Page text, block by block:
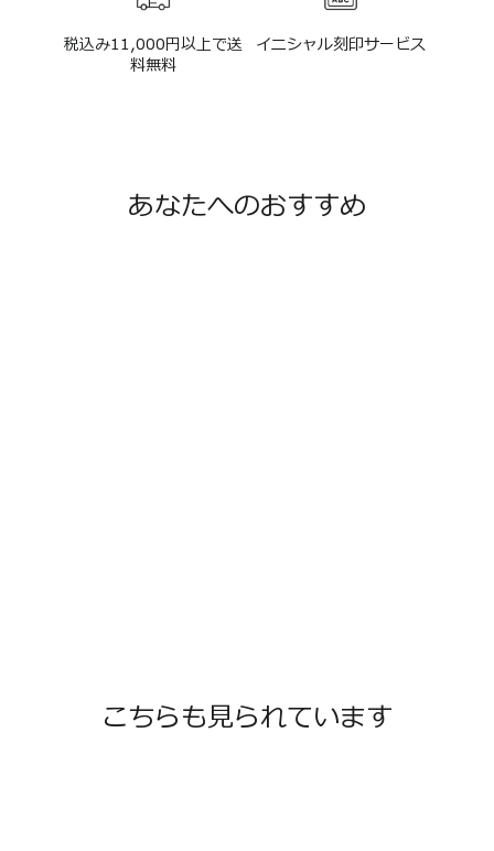
税込み11,000円以上で送
料無料
イニシャル刻印サービス
こちらも見られています
あなたへのおすすめ